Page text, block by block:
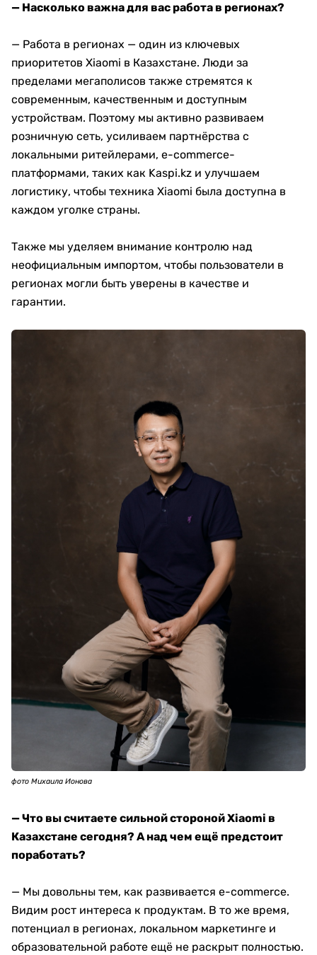
— Насколько важна для вас работа в регионах?
— Работа в регионах — один из ключевых
приоритетов Xiaomi в Казахстане. Люди за
пределами мегаполисов также стремятся к
современным, качественным и доступным
устройствам. Поэтому мы активно развиваем
розничную сеть, усиливаем партнёрства с
локальными ритейлерами, e-commerce-
платформами, таких как Kaspi.kz и улучшаем
логистику, чтобы техника Xiaomi была доступна в
каждом уголке страны.
Также мы уделяем внимание контролю над
неофициальным импортом, чтобы пользователи в
регионах могли быть уверены в качестве и
гарантии.
фото Михаила Ионова
— Что вы считаете сильной стороной Xiaomi в
Казахстане сегодня? А над чем ещё предстоит
поработать?
— Мы довольны тем, как развивается e-commerce.
Видим рост интереса к продуктам. В то же время,
потенциал в регионах, локальном маркетинге и
образовательной работе ещё не раскрыт полностью.